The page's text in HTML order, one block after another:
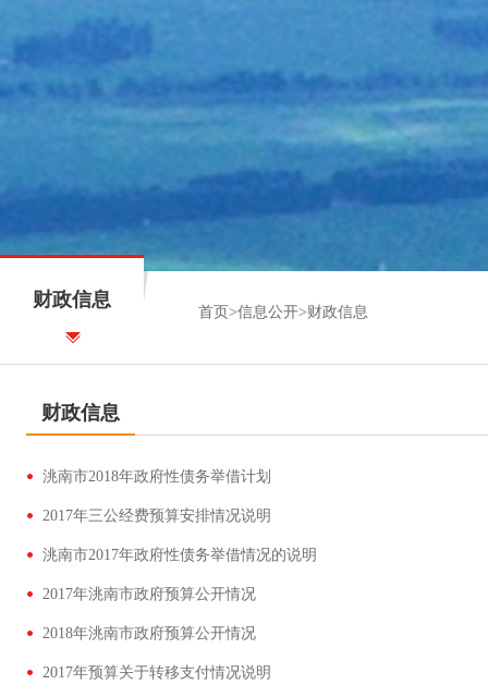
财政信息
首页 >信息公开>财政信息
财政信息
洮南市2018年政府性债务举借计划
2017年三公经费预算安排情况说明
洮南市2017年政府性债务举借情况的说明
2017年洮南市政府预算公开情况
2018年洮南市政府预算公开情况
2017年预算关于转移支付情况说明